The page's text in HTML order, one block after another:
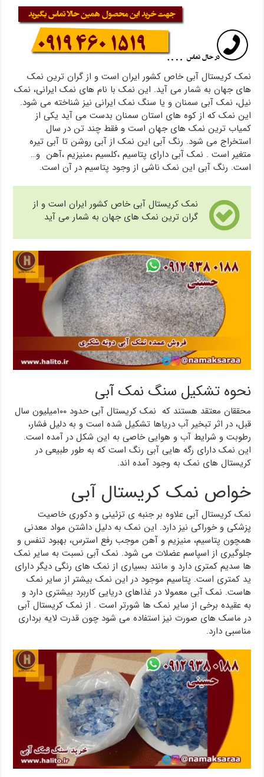
نمک کریستال آبی خاص کشور ایران است و از گران ترین نمک
های جهان به شمار می آید. این نمک با نام های نمک ایرانی، نمک
نیل، نمک آبی سمنان و یا سنگ نمک ایرانی نیز شناخته می شود.
این نمک که از کوه های استان سمنان بدست می آید یکی از
کمیاب ترین نمک های جهان است و فقط چند تن در سال
استخراج می شود. رنگ آبی این نمک از آبی روشن تا آبی تیره
متغیر است . نمک آبی دارای پتاسیم ،کلسیم ،منیزیم ،آهن و…
است. رنگ آبی این نمک ناشی از وجود پتاسیم در آن است.
نمک کریستال آبی خاص کشور ایران است و از
گران ترین نمک های جهان به شمار می آید
نحوه تشکیل سنگ نمک آبی
محققان معتقد هستند که نمک کریستال آبی حدود ۱۰۰میلیون سال
قبل، در اثر تبخیر آب دریاها تشکیل شده است و به دلیل فشار،
رطوبت و شرایط آب و هوایی خاصی به این شکل در آمده است.
این نمک دارای رگه هایی آبی رنگ است که به طور طبیعی در
کریستال های نمک به وجود آمده اند.
خواص نمک کریستال آبی
نمک کریستال آبی علاوه بر جنبه ی تزئینی و دکوری خاصیت
پزشکی و خوراکی نیز دارد. این نمک به دلیل داشتن مواد معدنی
همچون پتاسیم، منیزیم و آهن موجب رفع استرس، بهبود تنفس و
جلوگیری از اسپاسم عضلات می شود. نمک آبی نسبت به سایر نمک
ها سدیم کمتری دارد و مانند بسیاری از نمک های رنگی دیگر دارای
ید کمتری است. پتاسیم موجود در این نمک بیشتر از سایر نمک
هاست. نمک آبی معمولا در غذاهای دریایی کاربرد بیشتری دارد و
به عقیده برخی از سایر نمک ها شورتر است . از نمک کریستال آبی
در ماسک های صورت نیز استفاده می شود چون قدرت لایه برداری
مناسبی دارد.